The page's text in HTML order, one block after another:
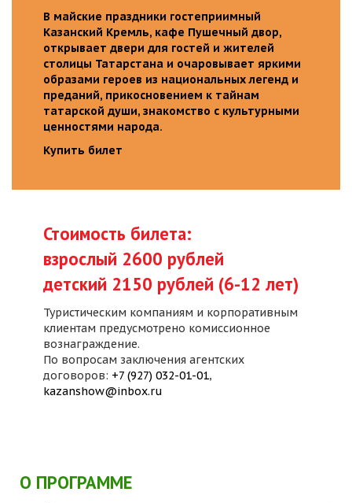
В майские праздники гостеприимный
Казанский Кремль, кафе Пушечный двор,
открывает двери для гостей и жителей
столицы Татарстана и очаровывает яркими
образами героев из национальных легенд и
преданий, прикосновением к тайнам
татарской души, знакомство с культурными
ценностями народа.
Купить билет
Стоимость билета:
взрослый 2600 рублей
детский 2150 рублей (6-12 лет)
Туристическим компаниям и корпоративным
клиентам предусмотрено комиссионное
вознаграждение.
По вопросам заключения агентских
договоров: +7 (927) 032-01-01,
kazanshow@inbox.ru
О ПРОГРАММЕ